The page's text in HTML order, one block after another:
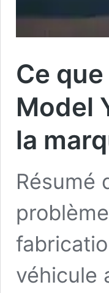
Ce
Model
la
Résumé
véhicule